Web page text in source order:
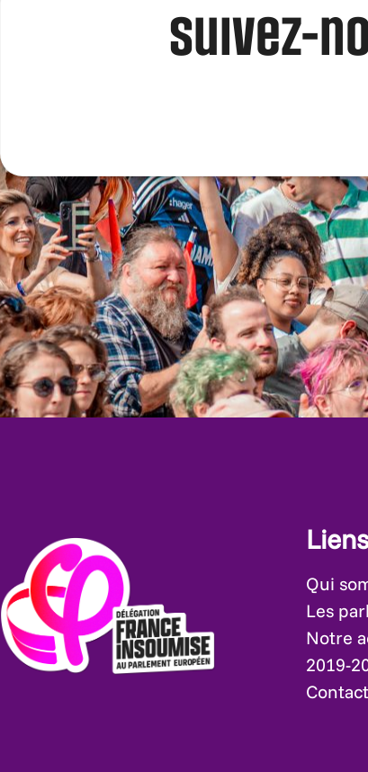
Suivez-
Qui
Les
Notre
2019-
Contact